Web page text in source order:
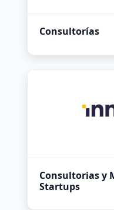
Consultorías
Consultorias y
Startups